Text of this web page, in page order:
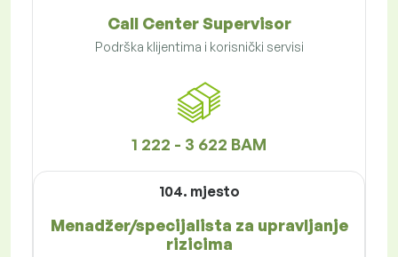
Call Center Supervisor
Podrška klijentima i korisnički servisi
1 222 - 3 622 BAM
104. mjesto
Menadžer/specijalista za upravljanje
rizicima